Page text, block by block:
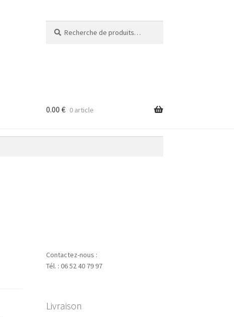
pour :
0.00 € 0 article
Contactez-nous :
Tél. : 06 52 40 79 97
Livraison